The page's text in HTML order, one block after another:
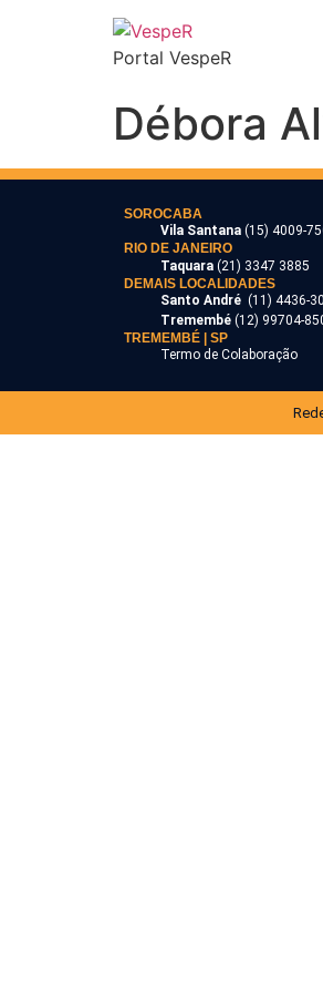
Portal VespeR
Débora
SOROCABA
Vila Santana (15) 4009-
RIO DE JANEIRO
Taquara (21) 3347 3885
DEMAIS LOCALIDADES
Santo André (11) 4436-
Tremembé (12) 99704-
TREMEMBÉ | SP
Termo de Colaboração